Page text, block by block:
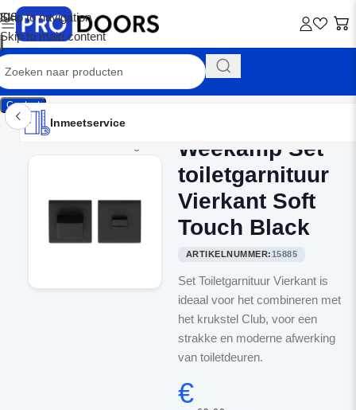
Skip to navigation
Skip to main content
Contact
Inmeetservice
Montageservice
Advies op maat
Showroom
Inmeetservice
Weekamp Set
toiletgarnituur
Vierkant Soft
Touch Black
ARTIKELNUMMER:15885
Set Toiletgarnituur Vierkant is
ideaal voor het combineren met
het krukstel Club, voor een
strakke en moderne afwerking
van toiletdeuren.
€